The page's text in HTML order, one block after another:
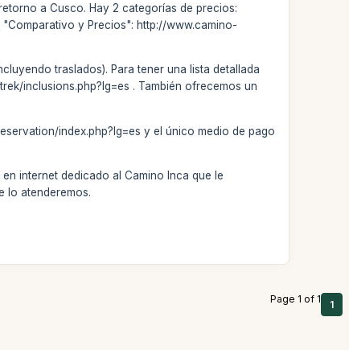
a Cusco. Hay 2 categorías de precios:
y Precios": http://www.camino-
traslados). Para tener una lista detallada
inclusions.php?lg=es . También ofrecemos un
index.php?lg=es y el único medio de pago
internet dedicado al Camino Inca que le
lo atenderemos.
Page 1 of 1 1